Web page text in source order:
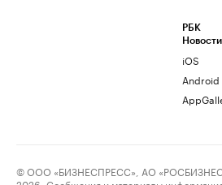
РБК
Новости
iOS
Android
© ООО «БИЗНЕСПРЕСС», АО